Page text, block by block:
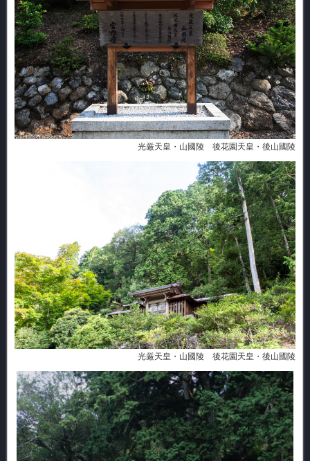
光厳天皇・山國陵 後花園天皇・後山國陵
光厳天皇・山國陵 後花園天皇・後山國陵